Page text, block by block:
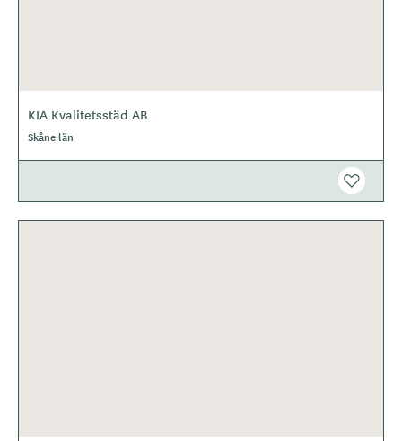
KIA Kvalitetsstäd AB
Skåne län